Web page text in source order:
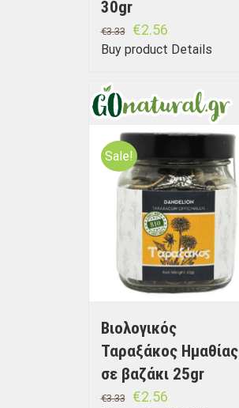
30gr
€3.33 €2.56
Buy product Details
Sale!
Βιολογικός
Ταραξάκος Ημαθίας
σε βαζάκι 25gr
€3.33 €2.56